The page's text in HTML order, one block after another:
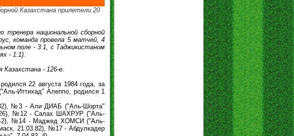
Казахстана прилетели 20
национальной сборной
команда провела 5 матчей, 4
поле - 3:1, с Таджикистаном
- 1:1).
- 126-е.
22 августа 1984 года, за
Иттихад" Алеппо, родился 1
№3 - Али ДИАБ ("Аль-Шорта"
№12 - Салах ШАХРУР ("Аль-
2), №14 - Маджед ХОМСИ ("Аль-
21.03.82), №17 - Абдулкадер